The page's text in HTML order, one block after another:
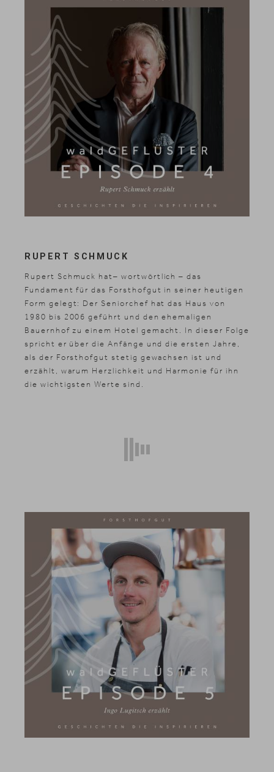
RUPERT SCHMUCK
Rupert Schmuck hat– wortwörtlich – das
Fundament für das Forsthofgut in seiner heutigen
Form gelegt: Der Seniorchef hat das Haus von
1980 bis 2006 geführt und den ehemaligen
Bauernhof zu einem Hotel gemacht. In dieser Folge
spricht er über die Anfänge und die ersten Jahre,
als der Forsthofgut stetig gewachsen ist und
erzählt, warum Herzlichkeit und Harmonie für ihn
die wichtigsten Werte sind.